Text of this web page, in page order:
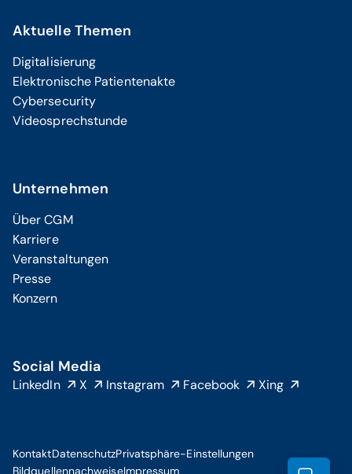
Aktuelle Themen
Digitalisierung
Elektronische Patientenakte
Cybersecurity
Videosprechstunde
Unternehmen
Über CGM
Karriere
Veranstaltungen
Presse
Konzern
Social Media
LinkedIn X Instagram Facebook Xing
KontaktDatenschutzPrivatsphäre-Einstellungen
BildquellennachweiseImpressum